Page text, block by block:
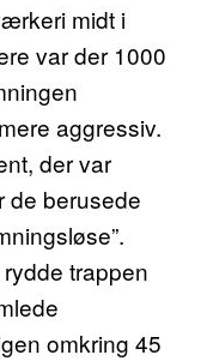
midt i
var der 1000
aggressiv.
der var
de berusede
trappen
omkring 45